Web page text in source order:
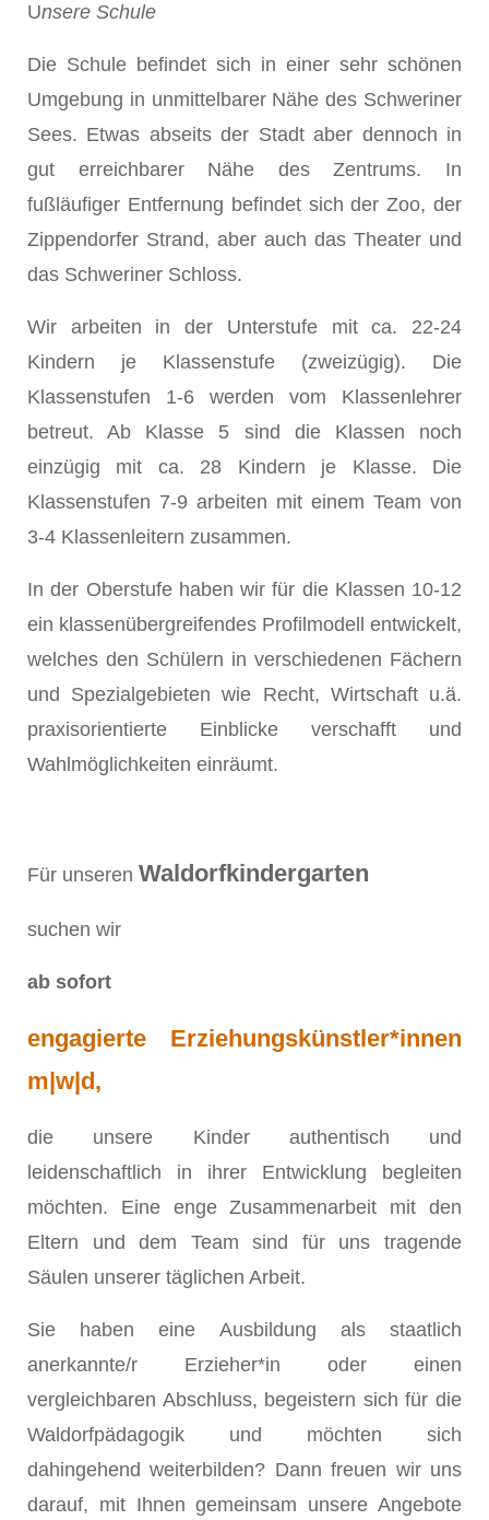
Unsere Schule
Die Schule befindet sich in einer sehr schönen
Umgebung in unmittelbarer Nähe des Schweriner
Sees. Etwas abseits der Stadt aber dennoch in
gut erreichbarer Nähe des Zentrums. In
fußläufiger Entfernung befindet sich der Zoo, der
Zippendorfer Strand, aber auch das Theater und
das Schweriner Schloss.
Wir arbeiten in der Unterstufe mit ca. 22-24
Kindern je Klassenstufe (zweizügig). Die
Klassenstufen 1-6 werden vom Klassenlehrer
betreut. Ab Klasse 5 sind die Klassen noch
einzügig mit ca. 28 Kindern je Klasse. Die
Klassenstufen 7-9 arbeiten mit einem Team von
3-4 Klassenleitern zusammen.
In der Oberstufe haben wir für die Klassen 10-12
ein klassenübergreifendes Profilmodell entwickelt,
welches den Schülern in verschiedenen Fächern
und Spezialgebieten wie Recht, Wirtschaft u.ä.
praxisorientierte Einblicke verschafft und
Wahlmöglichkeiten einräumt.
Für unseren Waldorfkindergarten
suchen wir
ab sofort
engagierte Erziehungskünstler*innen
m|w|d,
die unsere Kinder authentisch und
leidenschaftlich in ihrer Entwicklung begleiten
möchten. Eine enge Zusammenarbeit mit den
Eltern und dem Team sind für uns tragende
Säulen unserer täglichen Arbeit.
Sie haben eine Ausbildung als staatlich
anerkannte/r Erzieher*in oder einen
vergleichbaren Abschluss, begeistern sich für die
Waldorfpädagogik und möchten sich
dahingehend weiterbilden? Dann freuen wir uns
darauf, mit Ihnen gemeinsam unsere Angebote